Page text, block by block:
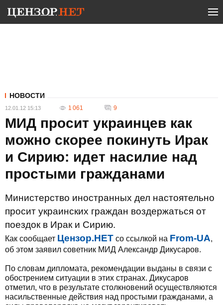
НОВОСТИ
12.01.12 15:13 1 061 9
МИД просит украинцев как
можно скорее покинуть Ирак
и Сирию: идет насилие над
простыми гражданами
Министерство иностранных дел настоятельно
просит украинских граждан воздержаться от
поездок в Ирак и Сирию.
Как сообщает Цензор.НЕТ со ссылкой на From-UA,
об этом заявил советник МИД Александр Дикусаров.
По словам дипломата, рекомендации выданы в связи с
обострением ситуации в этих странах. Дикусаров
отметил, что в результате столкновений осуществляются
насильственные действия над простыми гражданами, а